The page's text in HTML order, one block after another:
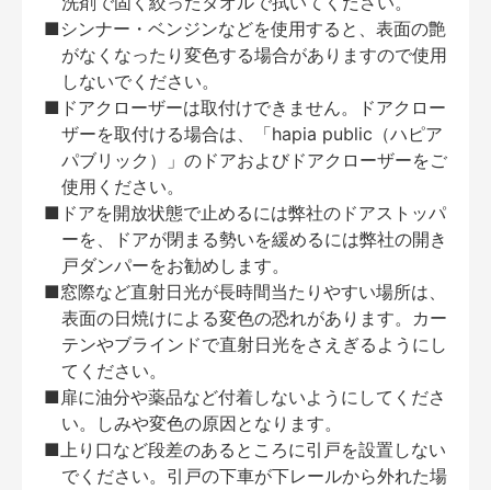
■シンナー・ベンジンなどを使用すると、表面の艶
がなくなったり変色する場合がありますので使用
しないでください。
■ドアクローザーは取付けできません。ドアクロー
ザーを取付ける場合は、「hapia public（ハピア
パブリック）」のドアおよびドアクローザーをご
使用ください。
■ドアを開放状態で止めるには弊社のドアストッパ
ーを、ドアが閉まる勢いを緩めるには弊社の開き
戸ダンパーをお勧めします。
■窓際など直射日光が長時間当たりやすい場所は、
表面の日焼けによる変色の恐れがあります。カー
テンやブラインドで直射日光をさえぎるようにし
てください。
■扉に油分や薬品など付着しないようにしてくださ
い。しみや変色の原因となります。
■上り口など段差のあるところに引戸を設置しない
でください。引戸の下車が下レールから外れた場